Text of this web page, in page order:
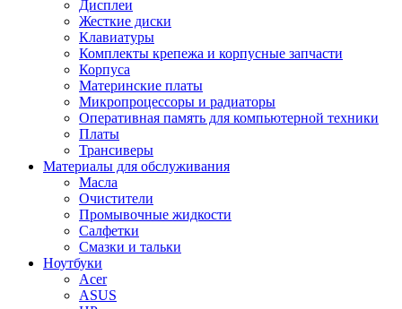
Дисплеи
Жесткие диски
Клавиатуры
Комплекты крепежа и корпусные запчасти
Корпуса
Материнские платы
Микропроцессоры и радиаторы
Оперативная память для компьютерной техники
Платы
Трансиверы
Материалы для обслуживания
Масла
Очистители
Промывочные жидкости
Салфетки
Смазки и тальки
Ноутбуки
Acer
ASUS